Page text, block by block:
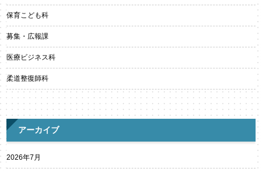
保育こども科
募集・広報課
医療ビジネス科
柔道整復師科
アーカイブ
2026年7月